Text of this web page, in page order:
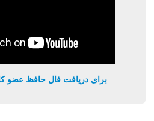
برای دریافت فال حافظ عضو